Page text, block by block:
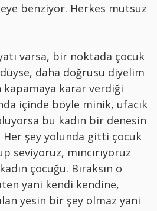
benziyor. Herkes mutsuz
varsa, bir noktada çocuk
daha doğrusu diyelim
karar verdiği
içinde böyle minik, ufacık
bu kadın bir denesin
Her şey yolunda gitti çocuk
seviyoruz, mıncırıyoruz
çocuğu. Bıraksın o
yani kendi kendine,
yesin bir şey olmaz yani